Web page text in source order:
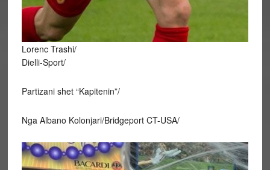
Lorenc Trashi/
Dielli-Sport/
Partizani shet “Kapitenin”/
Nga Albano Kolonjari/Bridgeport CT-USA/